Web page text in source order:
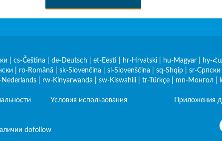
cs-Čeština de-Deutsch et-Eesti hr-Hrvatski hu-Magyar hy-
ro-Română sk-Slovenčina sl-Slovenščina sq-Shqip sr-Српски
Nederlands rw-Kinyarwanda sw-Kiswahili tr-Türkçe mn-Монгол
Условия использования Приложения
dofollow